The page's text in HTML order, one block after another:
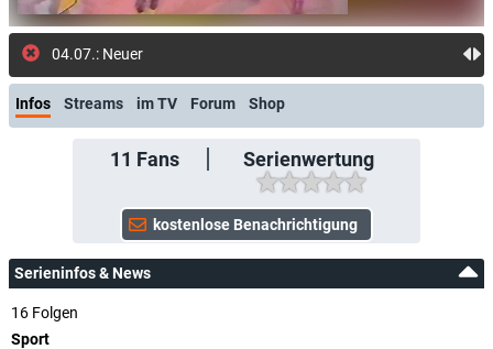
04.07.: Neuer Kommentar: ser
Infos Streams im TV Forum Shop
11 Fans Serienwertung
Serieninfos & News
16 Folgen
Sport